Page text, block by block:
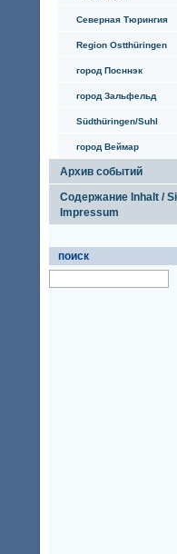
Северная Тюрингия
Region Ostthüringen
город Посннэк
город Зальфельд
Südthüringen/Suhl
город Веймар
Архив событий
Содержание Inhalt /
Impressum
поиск